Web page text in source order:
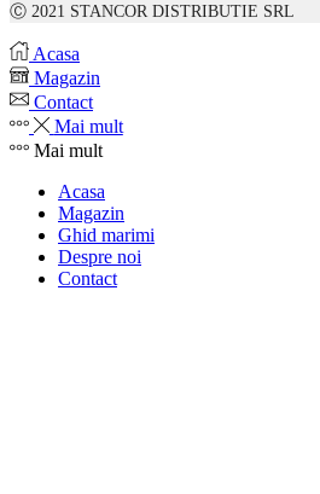
Ⓒ 2021 STANCOR DISTRIBUTIE SRL
Acasa
Magazin
Contact
Mai mult
Mai mult
Acasa
Magazin
Ghid marimi
Despre noi
Contact